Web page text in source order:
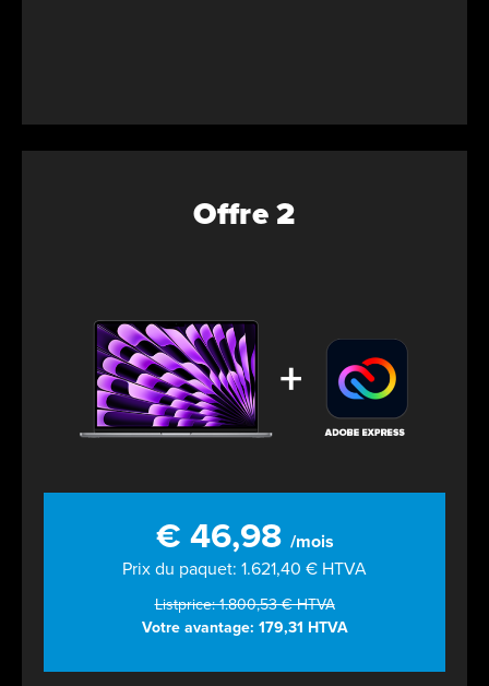
Offre 2
€ 46,98 /mois
Prix du paquet: 1.621,40 € HTVA
Listprice: 1.800,53 € HTVA
Votre avantage: 179,31 HTVA